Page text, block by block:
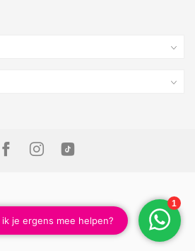
2026 Magic Nails B.V.